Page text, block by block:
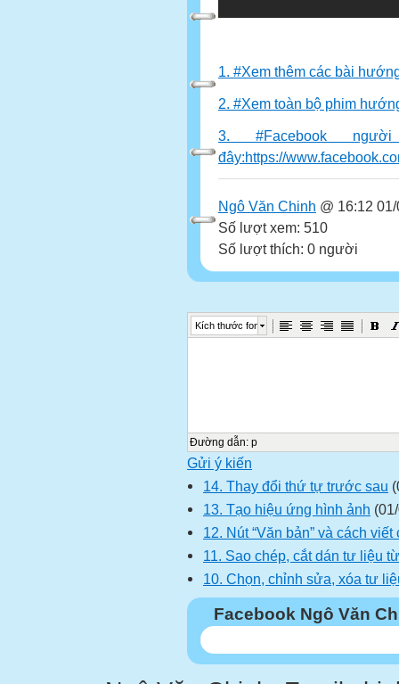
1. #Xem thêm các bài
2. #Xem toàn bộ phim
3. #Facebook
đây:https://
Ngô Văn Chinh @ 16:12
Số lượt xem: 510
Số lượt thích: 0 người
Kích thước font
Đường dẫn: p
Gửi ý kiến
14. Thay đổi thứ tự trước sau
13. Tạo hiệu ứng hình ảnh
12. Nút “Văn bản” và cách
11. Sao chép, cắt dán tư liệu
10. Chọn, chỉnh sửa, xóa tư
Facebook Ngô Văn